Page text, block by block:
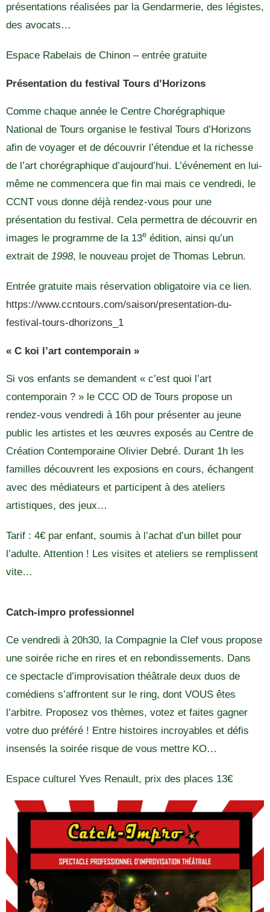
présentations réalisées par la Gendarmerie, des légistes,
des avocats…
Espace Rabelais de Chinon – entrée gratuite
Présentation du festival Tours d’Horizons
Comme chaque année le Centre Chorégraphique
National de Tours organise le festival Tours d’Horizons
afin de voyager et de découvrir l’étendue et la richesse
de l’art chorégraphique d’aujourd’hui. L’événement en lui-
même ne commencera que fin mai mais ce vendredi, le
CCNT vous donne déjà rendez-vous pour une
présentation du festival. Cela permettra de découvrir en
images le programme de la 13e édition, ainsi qu’un
extrait de 1998, le nouveau projet de Thomas Lebrun.
Entrée gratuite mais réservation obligatoire via ce lien.
https://www.ccntours.com/saison/presentation-du-
festival-tours-dhorizons_1
« C koi l’art contemporain »
Si vos enfants se demandent « c’est quoi l’art
contemporain ? » le CCC OD de Tours propose un
rendez-vous vendredi à 16h pour présenter au jeune
public les artistes et les œuvres exposés au Centre de
Création Contemporaine Olivier Debré. Durant 1h les
familles découvrent les exposions en cours, échangent
avec des médiateurs et participent à des ateliers
artistiques, des jeux…
Tarif : 4€ par enfant, soumis à l’achat d’un billet pour
l’adulte. Attention ! Les visites et ateliers se remplissent
vite…
Catch-impro professionnel
Ce vendredi à 20h30, la Compagnie la Clef vous propose
une soirée riche en rires et en rebondissements. Dans
ce spectacle d’improvisation théâtrale deux duos de
comédiens s’affrontent sur le ring, dont VOUS êtes
l’arbitre. Proposez vos thèmes, votez et faites gagner
votre duo préféré ! Entre histoires incroyables et défis
insensés la soirée risque de vous mettre KO…
Espace culturel Yves Renault, prix des places 13€